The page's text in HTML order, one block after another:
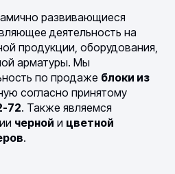
развивающиеся
деятельность на
продукции, оборудования,
арматуры. Мы
по продаже блоки из
согласно принятому
72. Также являемся
черной и цветной
.